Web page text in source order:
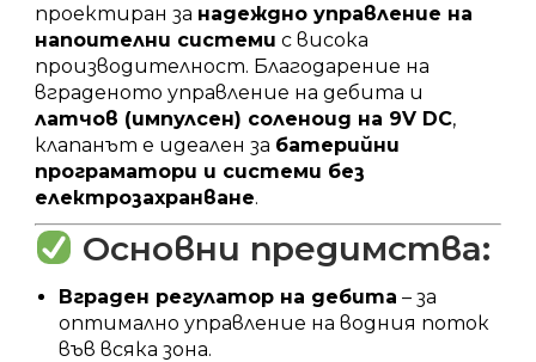
DC
количество
проектиран за надеждно управление на
напоителни системи с висока
производителност. Благодарение на
вграденото управление на дебита и
латчов (импулсен) соленоид на 9V DC,
клапанът е идеален за батерийни
програматори и системи без
електрозахранване.
Основни предимства:
Вграден регулатор на дебита – за
оптимално управление на водния поток
във всяка зона.